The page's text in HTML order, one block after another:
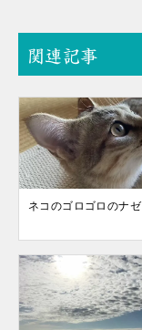
関連記事
ネコのゴロゴロのナゼ